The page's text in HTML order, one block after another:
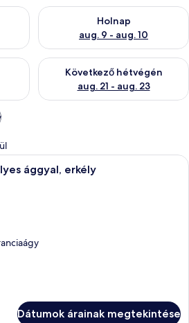
ellenőrzése: aug. 8 - aug. 9
Holnap
aug. 9 - aug. 10
A holnapi rendelkezésre állás
állás ellenőrzése: aug. 14 -
Következő hétvégén
aug. 21 - aug. 23
A következő hétvégi
Egy szállodai szoba, amelyben egy
ággyal, erkély
Dátumok árainak megtekintése